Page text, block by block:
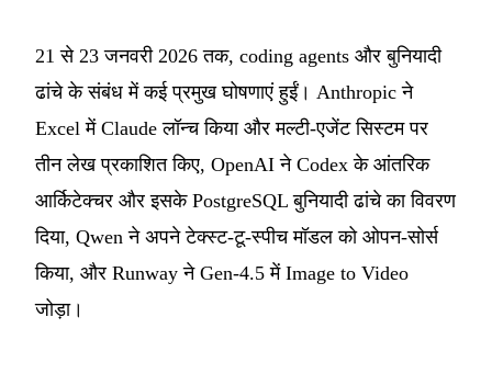
21 से 23 जनवरी 2026 तक, coding agents और बुनियादी
ढांचे के संबंध में कई प्रमुख घोषणाएं हुईं। Anthropic ने
Excel में Claude लॉन्च किया और मल्टी-एजेंट सिस्टम पर
तीन लेख प्रकाशित किए, OpenAI ने Codex के आंतरिक
आर्किटेक्चर और इसके PostgreSQL बुनियादी ढांचे का विवरण
दिया, Qwen ने अपने टेक्स्ट-टू-स्पीच मॉडल को ओपन-सोर्स
किया, और Runway ने Gen-4.5 में Image to Video
जोड़ा।